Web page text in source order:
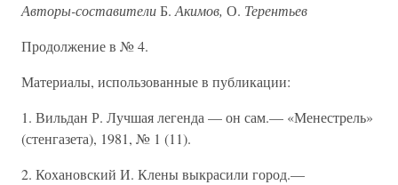
Авторы-составителиБ.Акимов, О. Терентьев
Продолжение в № 4.
Материалы, использованные в публикации:
1. Вильдан Р. Лучшая легенда — он сам.— «Менестрель»
(стенгазета), 1981, № 1 (11).
2. Кохановский И. Клены выкрасили город.—